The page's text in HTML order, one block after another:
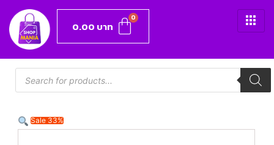
0.00 บาท
Sale 33%